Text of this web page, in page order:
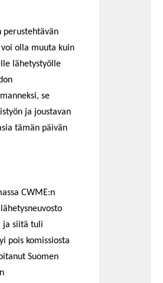
perustehtävän
voi olla muuta kuin
lähetystyölle
se
ja joustavan
tämän päivän
CWME:n
ja siitä tuli
pois komissiosta
Suomen